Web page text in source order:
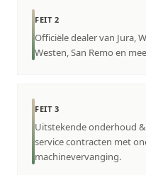
FEIT 2
Officiële dealer van Jura,
Westen, San Remo en
FEIT 3
Uitstekende onderhoud
service contracten met
machinevervanging.